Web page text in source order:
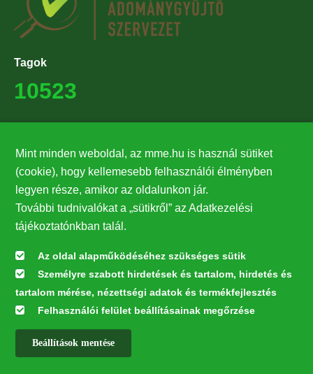
Tagok
10523
27224
Hírlevél feliratkozás
Értesüljön elsőként legfrissebb híreinkről, eseményeinkről!
Feliratkozás
Mint minden weboldal, az mme.hu is használ sütiket
(cookie), hogy kellemesebb felhasználói élményben
legyen része, amikor az oldalunkon jár.
További tudnivalókat a „sütikről” az Adatkezelési
tájékoztatónkban talál.
Az oldal alapműködéséhez szükséges sütik
Személyre szabott hirdetések és tartalom, hirdetés és
tartalom mérése, nézettségi adatok és termékfejlesztés
Felhasználói felület beállításainak megőrzése
Beállítások mentése